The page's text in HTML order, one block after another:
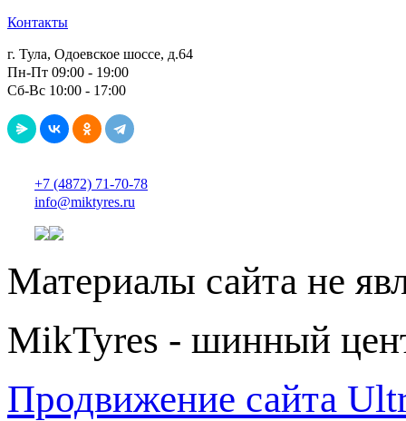
Контакты
г. Тула, Одоевское шоссе, д.64
Пн-Пт 09:00 - 19:00
Сб-Вс 10:00 - 17:00
+7 (4872) 71-70-78
info@miktyres.ru
Материалы сайта не
MikTyres - шинный
Продвижение сайта